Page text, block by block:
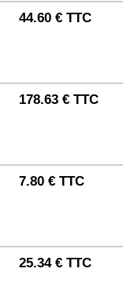
44.60 € TTC
178.63 € TTC
7.80 € TTC
25.34 € TTC